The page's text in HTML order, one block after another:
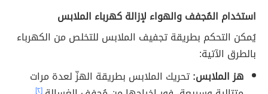
استخدام المُجفف والهواء لإزالة كهرباء الملابس
يُمكن التحكم بطريقة تجفيف الملابس للتخلص من الكهرباء
بالطرق الآتية:
هز الملابس:تحريك الملابس بطريقة الهزّ لعدة مرات
[٢]